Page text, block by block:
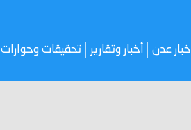
اخبار عدن أخبار وتقارير تحقيقات وحوارات